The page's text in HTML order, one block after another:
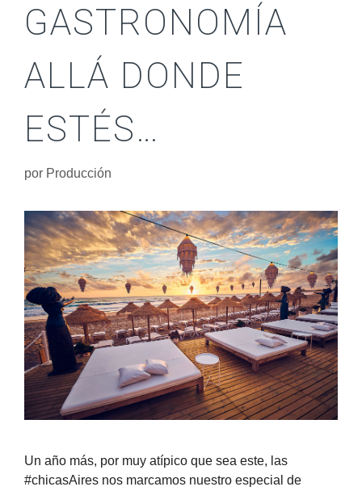
GASTRONOMÍA
ALLÁ DONDE
ESTÉS…
por Producción
Un año más, por muy atípico que sea este, las
#chicasAires nos marcamos nuestro especial de